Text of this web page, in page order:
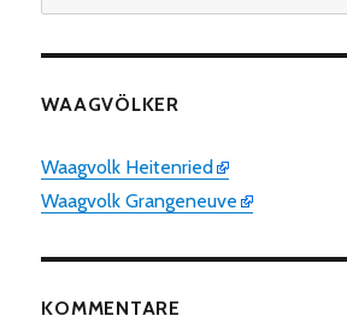
nach:
WAAGVÖLKER
Waagvolk Heitenried
Waagvolk Grangeneuve
KOMMENTARE